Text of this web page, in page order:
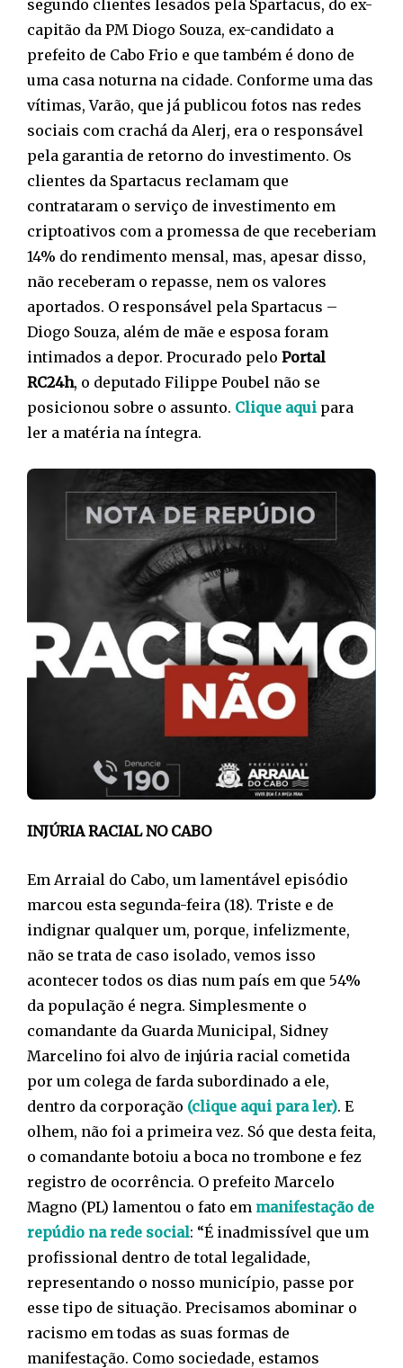
segundo clientes lesados pela Spartacus, do ex-
capitão da PM Diogo Souza, ex-candidato a
prefeito de Cabo Frio e que também é dono de
uma casa noturna na cidade. Conforme uma das
vítimas, Varão, que já publicou fotos nas redes
sociais com crachá da Alerj, era o responsável
pela garantia de retorno do investimento. Os
clientes da Spartacus reclamam que
contrataram o serviço de investimento em
criptoativos com a promessa de que receberiam
14% do rendimento mensal, mas, apesar disso,
não receberam o repasse, nem os valores
aportados. O responsável pela Spartacus –
Diogo Souza, além de mãe e esposa foram
intimados a depor. Procurado pelo Portal
RC24h, o deputado Filippe Poubel não se
posicionou sobre o assunto. Clique aqui para
ler a matéria na íntegra.
INJÚRIA RACIAL NO CABO
Em Arraial do Cabo, um lamentável episódio
marcou esta segunda-feira (18). Triste e de
indignar qualquer um, porque, infelizmente,
não se trata de caso isolado, vemos isso
acontecer todos os dias num país em que 54%
da população é negra. Simplesmente o
comandante da Guarda Municipal, Sidney
Marcelino foi alvo de injúria racial cometida
por um colega de farda subordinado a ele,
dentro da corporação (clique aqui para ler). E
olhem, não foi a primeira vez. Só que desta feita,
o comandante botoiu a boca no trombone e fez
registro de ocorrência. O prefeito Marcelo
Magno (PL) lamentou o fato em manifestação de
repúdio na rede social: “É inadmissível que um
profissional dentro de total legalidade,
representando o nosso município, passe por
esse tipo de situação. Precisamos abominar o
racismo em todas as suas formas de
manifestação. Como sociedade, estamos